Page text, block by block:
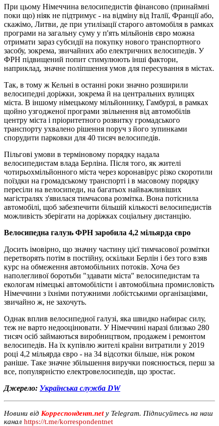
При цьому Німеччина велосипедистів фінансово (принаймні
поки що) ніяк не підтримує - на відміну від Італії, Франції або,
скажімо, Литви, де при утилізації старого автомобіля в рамках
програми на загальну суму у п'ять мільйонів євро можна
отримати зараз субсидії на покупку нового транспортного
засобу, зокрема, звичайних або електричних велосипедів. У
ФРН підвищений попит стимулюють інші фактори,
наприклад, значне поліпшення умов для пересування в містах.
Так, в тому ж Кельні в останні роки значно розширили
велосипедні доріжки, зокрема й на центральних вулицях
міста. В іншому німецькому мільйоннику, Гамбурзі, в рамках
щойно узгодженої програми звільнення від автомобілів
центру міста і пріоритетного розвитку громадського
транспорту ухвалено рішення поруч з його зупинками
спорудити парковки для 40 тисяч велосипедів.
Пільгові умови в терміновому порядку надала
велосипедистам влада Берліна. Після того, як жителі
чотирьохмільйонного міста через коронавірус різко скоротили
поїздки на громадському транспорті і в масовому порядку
пересіли на велосипеди, на багатьох найважливіших
магістралях з'явилася тимчасова розмітка. Вона потіснила
автомобілі, щоб забезпечити більшій кількості велосипедистів
можливість зберігати на доріжках соціальну дистанцію.
Велосипедна галузь ФРН заробила 4,2 мільярда євро
Досить імовірно, що значну частину цієї тимчасової розмітки
перетворять потім в постійну, оскільки Берлін і без того взяв
курс на обмеження автомобільних потоків. Хоча без
наполегливої ​​боротьби "здавати міста" велосипедистам та
екологам німецькі автомобілісти і автомобільна промисловість
Німеччини з їхніми потужними лобістськими організаціями,
звичайно ж, не захочуть.
Однак вплив велосипедної галузі, яка швидко набирає силу,
теж не варто недооцінювати. У Німеччині наразі близько 280
тисяч осіб займаються виробництвом, продажем і ремонтом
велосипедів. На їх купівлю жителі країни витратили у 2019
році 4,2 ​​мільярда євро - на 34 відсотки більше, ніж роком
раніше. Таке значне збільшення виручки пояснюється, перш за
все, популярністю електровелосипедів, що зростає.
Джерело: Українська служба DW
Новини від Корреспондент.net у Telegram. Підписуйтесь на наш
канал https://t.me/korrespondentnet